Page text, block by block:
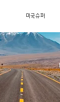
미국슈퍼